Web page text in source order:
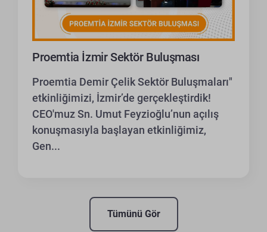
Proemtia İzmir Sektör Buluşması
Proemtia Demir Çelik Sektör Buluşmaları"
etkinliğimizi, İzmir’de gerçekleştirdik!
CEO'muz Sn. Umut Feyzioğlu’nun açılış
konuşmasıyla başlayan etkinliğimiz,
Gen...
Tümünü Gör